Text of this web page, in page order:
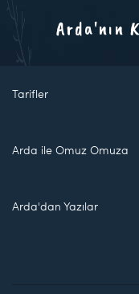
Arda'nın
Tarifler
Arda ile Omuz Omuza
Arda'dan Yazılar